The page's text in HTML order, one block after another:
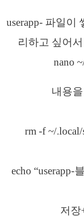
userapp- 파일이
리하고 싶어
nano
내용
rm -f ~/.local/
echo “userapp-
저장